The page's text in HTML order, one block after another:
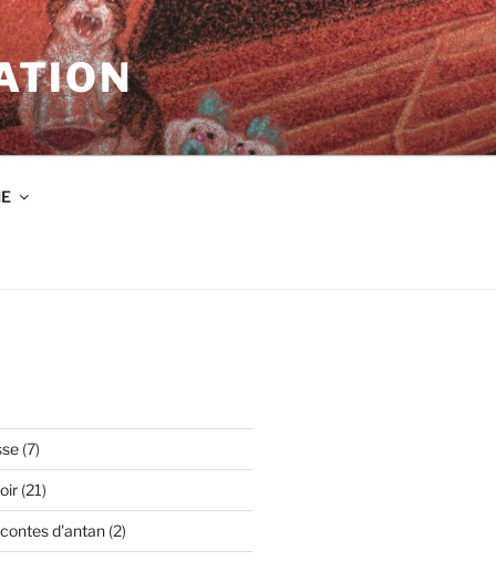
(7)
(21)
d'antan(2)